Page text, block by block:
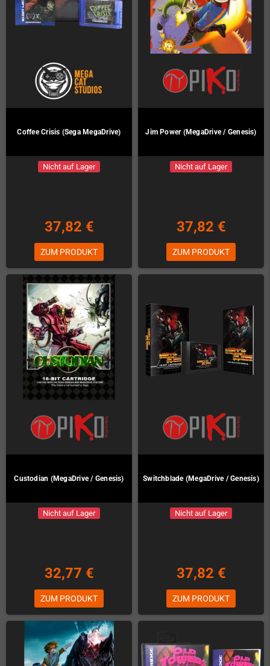
Coffee Crisis (Sega MegaDrive)
Nicht auf Lager
37,82 €
ZUM PRODUKT
Jim Power (MegaDrive / Genesis)
Nicht auf Lager
37,82 €
ZUM PRODUKT
Custodian (MegaDrive / Genesis)
Nicht auf Lager
32,77 €
ZUM PRODUKT
Switchblade (MegaDrive / Genesis)
Nicht auf Lager
37,82 €
ZUM PRODUKT